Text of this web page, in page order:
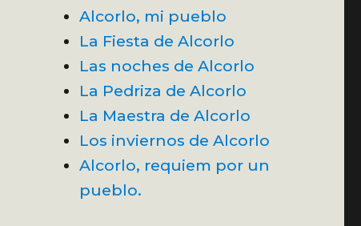
Alcorlo, mi pueblo
La Fiesta de Alcorlo
Las noches de Alcorlo
La Pedriza de Alcorlo
La Maestra de Alcorlo
Los inviernos de Alcorlo
Alcorlo, requiem por un
pueblo.